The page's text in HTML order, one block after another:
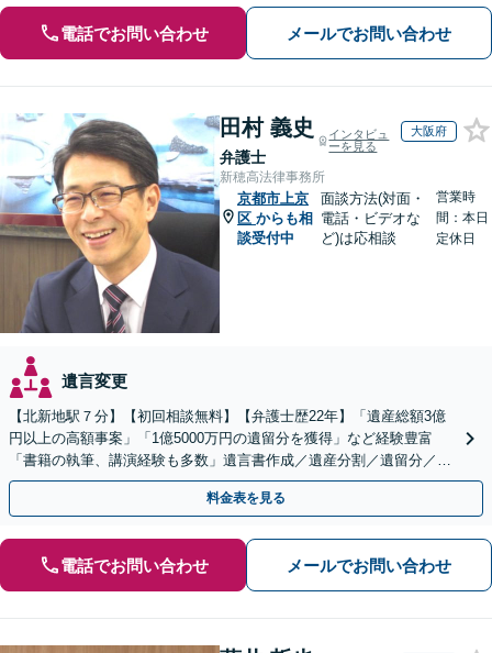
電話でお問い合わせ メールでお問い合わせ
田村 義史
弁護士
インタビュ
ーを見る
大阪府
新穂高法律事務所
京都市上京
区 からも相
談受付中
面談方法(対面・
電話・ビデオな
ど)は応相談
営業時
間：本日
定休日
遺言変更
【北新地駅７分】【初回相談無料】【弁護士歴22年】「遺産総額3億
円以上の高額事案」「1億5000万円の遺留分を獲得」など経験豊富
「書籍の執筆、講演経験も多数」遺言書作成／遺産分割／遺留分／相
続放棄など【休日・夜間面談可】【完全個室対応】
料金表を見る
電話でお問い合わせ メールでお問い合わせ